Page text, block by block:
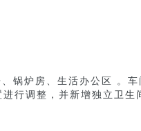
锅炉房、生活办公区 。车
行调整，并新增独立卫生